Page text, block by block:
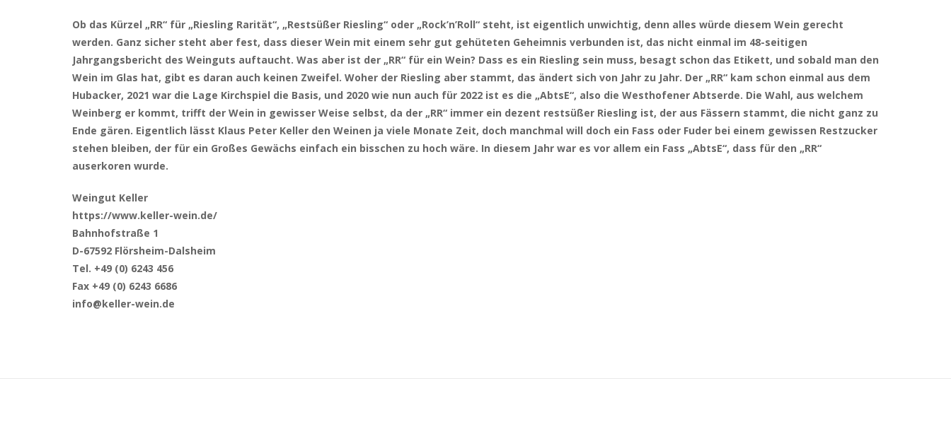
Ob das Kürzel „RR“ für „Riesling Rarität“, „Restsüßer Riesling“ oder „Rock’n’Roll“ steht, ist eigentlich unwichtig, denn alles würde diesem Wein gerecht
werden. Ganz sicher steht aber fest, dass dieser Wein mit einem sehr gut gehüteten Geheimnis verbunden ist, das nicht einmal im 48-seitigen
Jahrgangsbericht des Weinguts auftaucht. Was aber ist der „RR“ für ein Wein? Dass es ein Riesling sein muss, besagt schon das Etikett, und sobald man den
Wein im Glas hat, gibt es daran auch keinen Zweifel. Woher der Riesling aber stammt, das ändert sich von Jahr zu Jahr. Der „RR“ kam schon einmal aus dem
Hubacker, 2021 war die Lage Kirchspiel die Basis, und 2020 wie nun auch für 2022 ist es die „AbtsE“, also die Westhofener Abtserde. Die Wahl, aus welchem
Weinberg er kommt, trifft der Wein in gewisser Weise selbst, da der „RR“ immer ein dezent restsüßer Riesling ist, der aus Fässern stammt, die nicht ganz zu
Ende gären. Eigentlich lässt Klaus Peter Keller den Weinen ja viele Monate Zeit, doch manchmal will doch ein Fass oder Fuder bei einem gewissen Restzucker
stehen bleiben, der für ein Großes Gewächs einfach ein bisschen zu hoch wäre. In diesem Jahr war es vor allem ein Fass „AbtsE“, dass für den „RR“
auserkoren wurde.
Weingut Keller
https://www.keller-wein.de/
Bahnhofstraße 1
D-67592 Flörsheim-Dalsheim
Tel. +49 (0) 6243 456
Fax +49 (0) 6243 6686
info@keller-wein.de